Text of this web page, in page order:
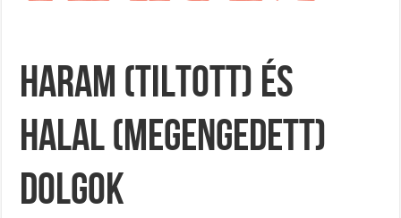
Haram (tiltott) és
halal (megengedett)
dolgok